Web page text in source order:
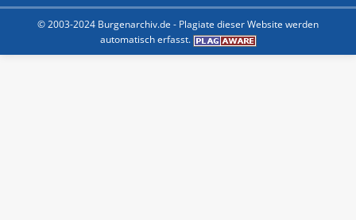
© 2003-2024 Burgenarchiv.de - Plagiate dieser Website werden
automatisch erfasst.